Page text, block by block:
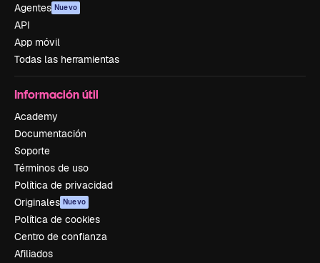
Agentes Nuevo
API
App móvil
Todas las herramientas
Información útil
Academy
Documentación
Soporte
Términos de uso
Política de privacidad
Originales Nuevo
Política de cookies
Centro de confianza
Afiliados